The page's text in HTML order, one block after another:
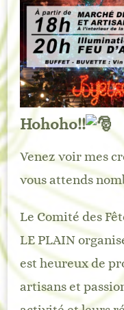
Hohoho!!
Venez voir mes
vous attends
Le Comité des
LE PLAIN
est heureux de
artisans et